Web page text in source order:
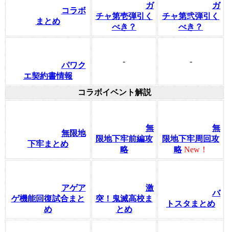
コラボ
まとめ
ガ
チャ第壱弾引く
べき？
ガ
チャ第弐弾引く
べき？
パワク
エ契約書情報
- -
コラボイベント解説
無限地
下牢まとめ
無
限地下牢前編攻
略
無
限地下牢周回攻
略 New！
アゲア
ゲ機能回復試合まと
め
激
突！鬼滅高校ま
とめ
バ
トスタまとめ